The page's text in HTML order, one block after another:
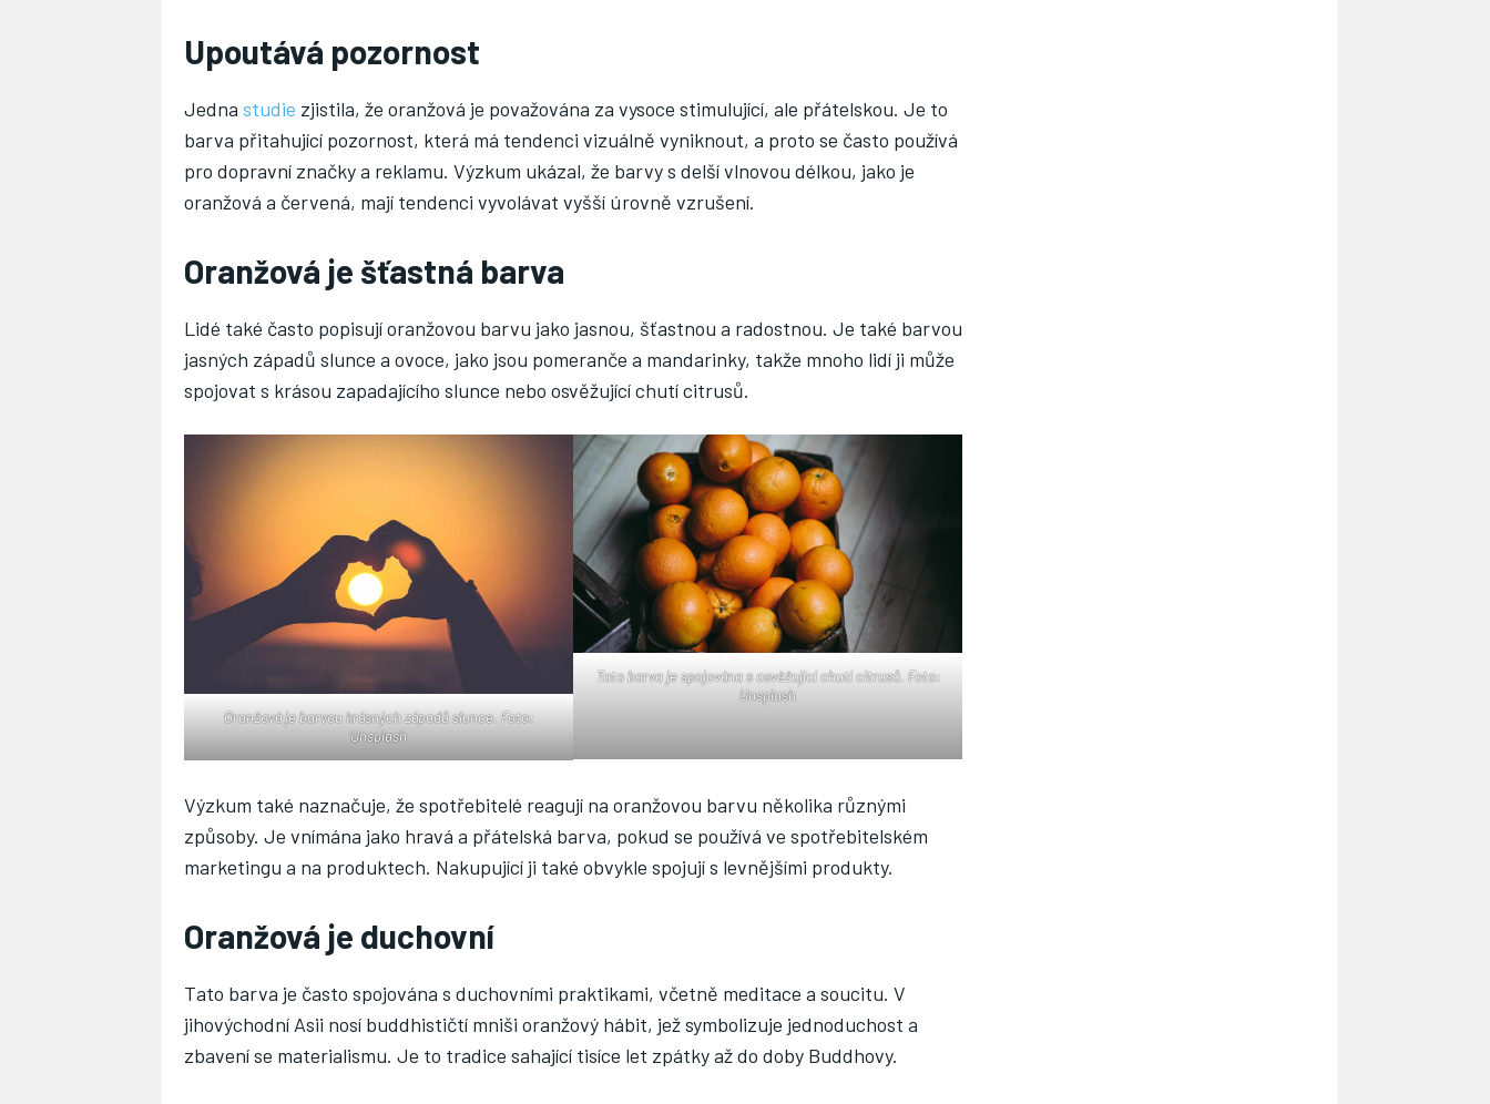
Upoutává pozornost
Jedna studie zjistila, že oranžová je považována za vysoce stimulující, ale přátelskou. Je to
barva přitahující pozornost, která má tendenci vizuálně vyniknout, a proto se často používá
pro dopravní značky a reklamu. Výzkum ukázal, že barvy s delší vlnovou délkou, jako je
oranžová a červená, mají tendenci vyvolávat vyšší úrovně vzrušení.
Oranžová je šťastná barva
Lidé také často popisují oranžovou barvu jako jasnou, šťastnou a radostnou. Je také barvou
jasných západů slunce a ovoce, jako jsou pomeranče a mandarinky, takže mnoho lidí ji může
spojovat s krásou zapadajícího slunce nebo osvěžující chutí citrusů.
Oranžová je barvou krásných západů slunce. Foto:
Unsplash
Tato barva je spojována s osvěžující chutí citrusů. Foto:
Unsplash
Výzkum také naznačuje, že spotřebitelé reagují na oranžovou barvu několika různými
způsoby. Je vnímána jako hravá a přátelská barva, pokud se používá ve spotřebitelském
marketingu a na produktech. Nakupující ji také obvykle spojují s levnějšími produkty.
Oranžová je duchovní
Tato barva je často spojována s duchovními praktikami, včetně meditace a soucitu. V
jihovýchodní Asii nosí buddhističtí mniši oranžový hábit, jež symbolizuje jednoduchost a
zbavení se materialismu. Je to tradice sahající tisíce let zpátky až do doby Buddhovy.